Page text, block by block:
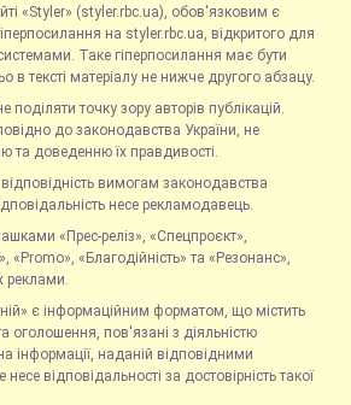
«Styler» (styler.rbc.ua), обов'язковим є
на styler.rbc.ua, відкритого для
Таке гіперпосилання має бути
в тексті матеріалу не нижче другого абзацу.
поділяти точку зору авторів публікацій.
до законодавства України, не
та доведенню їх правдивості.
відповідність вимогам законодавства
несе рекламодавець.
«Прес-реліз», «Спецпроєкт»,
«Promo», «Благодійність» та «Резонанс»,
реклами.
є інформаційним форматом, що містить
оголошення, пов'язані з діяльністю
інформації, наданій відповідними
відповідальності за достовірність такої